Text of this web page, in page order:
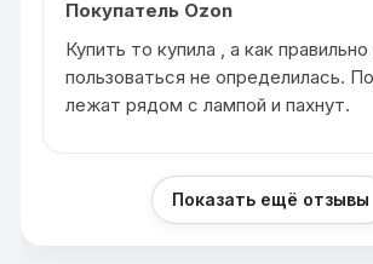
Покупатель Ozon
Купить то купила , а как
пользоваться не определилась.
лежат рядом с лампой и пахнут.
Показать ещё отзывы